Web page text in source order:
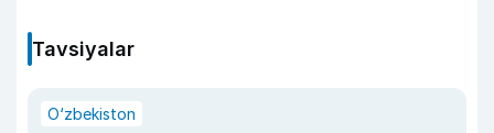
Tavsiyalar
O‘zbekiston